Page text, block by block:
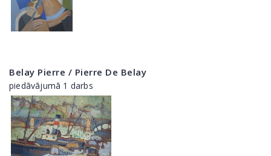
Belay Pierre / Pierre De Belay
piedāvājumā 1 darbs